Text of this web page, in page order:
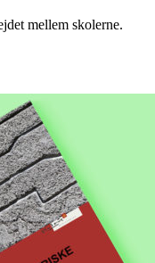
mellem skolerne.